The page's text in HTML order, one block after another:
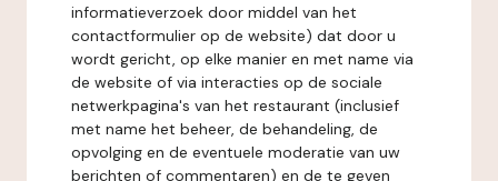
informatieverzoek door middel van het
contactformulier op de website) dat door u
wordt gericht, op elke manier en met name via
de website of via interacties op de sociale
netwerkpagina's van het restaurant (inclusief
met name het beheer, de behandeling, de
opvolging en de eventuele moderatie van uw
berichten of commentaren) en de te geven